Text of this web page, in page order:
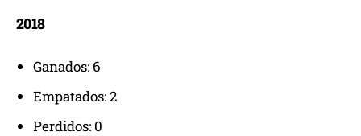
2018
Ganados: 6
Empatados: 2
Perdidos: 0